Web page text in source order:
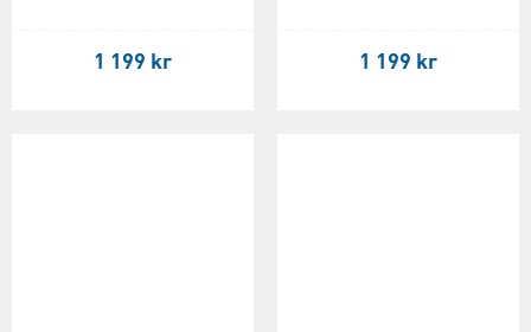
1 199 kr 1 199 kr